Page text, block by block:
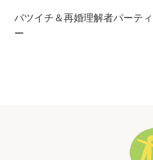
バツイチ＆再婚理解者パーティ
ー